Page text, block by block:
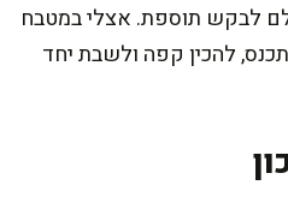
לבקש תוספת. אצלי במטבח
להכין קפה ולשבת יחד